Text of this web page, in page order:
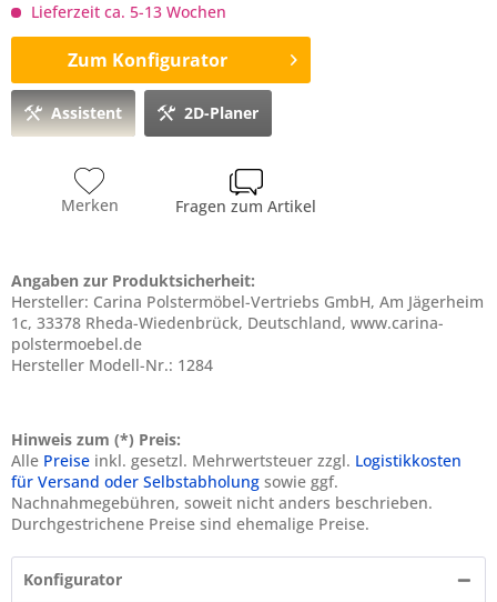
Lieferzeit ca. 5-13 Wochen
Zum Konfigurator
Assistent 2D-Planer
Merken Fragen zum Artikel
Angaben zur Produktsicherheit:
Hersteller: Carina Polstermöbel-Vertriebs GmbH, Am Jägerheim
1c, 33378 Rheda-Wiedenbrück, Deutschland, www.carina-
polstermoebel.de
Hersteller Modell-Nr.: 1284
Hinweis zum (*) Preis:
Alle Preise inkl. gesetzl. Mehrwertsteuer zzgl. Logistikkosten
für Versand oder Selbstabholung sowie ggf.
Nachnahmegebühren, soweit nicht anders beschrieben.
Durchgestrichene Preise sind ehemalige Preise.
Konfigurator